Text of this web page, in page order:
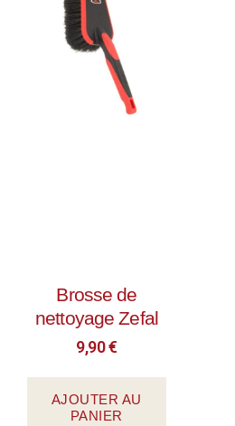
Brosse de
nettoyage Zefal
9,90€
AJOUTER AU
PANIER